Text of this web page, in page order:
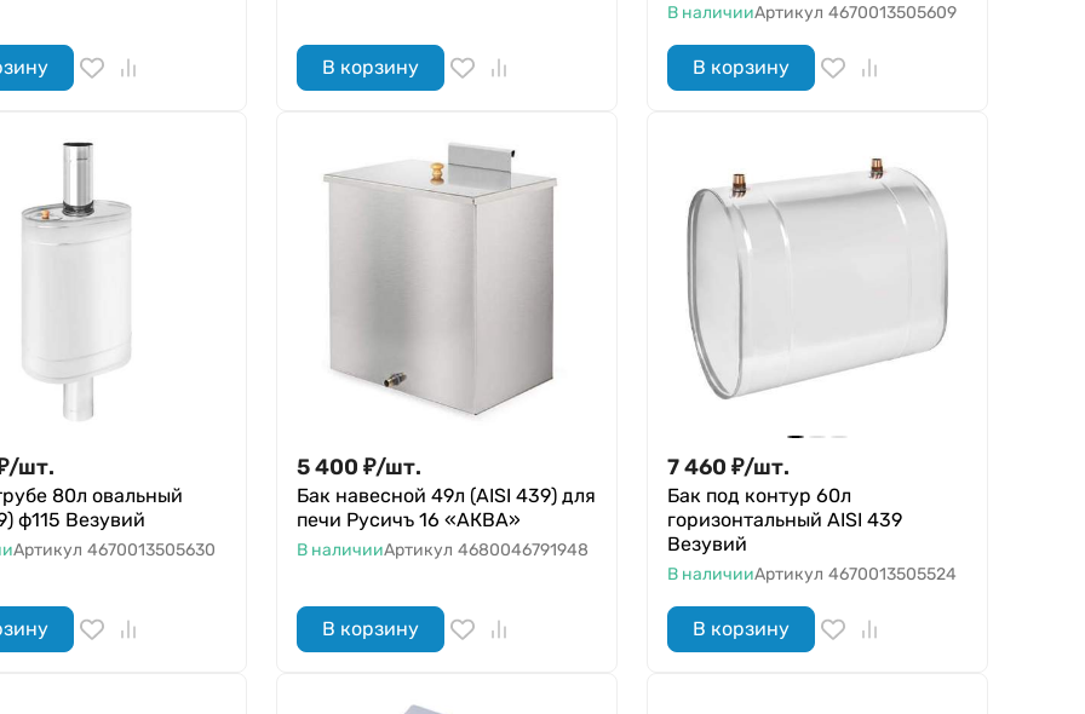
В корзину
В наличииАртикул 4670013505609
В корзину
/шт.
80л овальный
ф115 Везувий
Артикул 4670013505630
5 400 ₽/шт.
Бак навесной 49л (AISI 439) для
печи Русичъ 16 «АКВА»
В наличииАртикул 4680046791948
В корзину
7 460 ₽/шт.
Бак под контур 60л
горизонтальный AISI 439
Везувий
В наличииАртикул 4670013505524
В корзину